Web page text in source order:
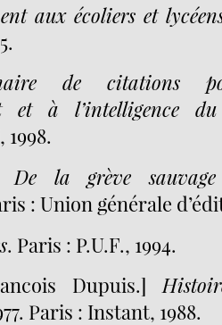
aux écoliers et
de citations
et à l’intelligence
De la grève sauvage
: Union générale
. Paris : P.U.F., 1994.
Dupuis.]
Paris : Instant, 1988.